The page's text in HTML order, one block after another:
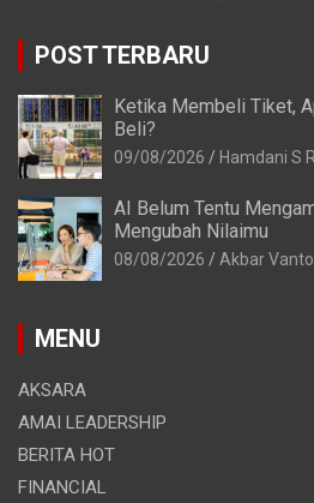
POST TERBARU
Ketika Membeli Tiket,
Beli?
09/08/2026 Hamdani S
AI Belum Tentu
Mengubah Nilaimu
08/08/2026 Akbar
MENU
AKSARA
AMAI LEADERSHIP
BERITA HOT
FINANCIAL